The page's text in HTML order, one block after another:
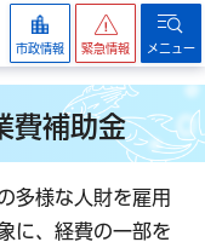
市政情報 緊急情報 メニュー
費補助金
多様な人財を雇用
に、経費の一部を